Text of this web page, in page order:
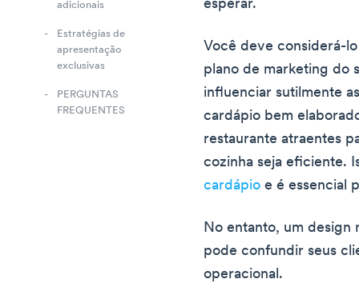
adicionais
Estratégias de
apresentação
exclusivas
PERGUNTAS
FREQUENTES
esperar.
Você deve considerá-
plano de marketing do
influenciar sutilmente
cardápio bem
restaurante atraentes
cozinha seja eficiente.
cardápio e é essencial
No entanto, um design
pode confundir seus
operacional.